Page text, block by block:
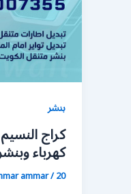
بنشر
كهرباء
ammar/20 أبريل، 2020